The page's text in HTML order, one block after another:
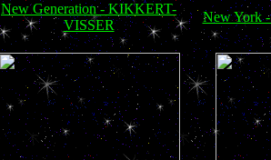
New Generation - KIKKERT-
VISSER
New York